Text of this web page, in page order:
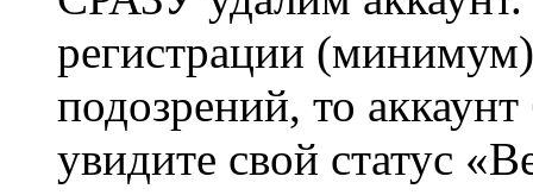
регистрации
подозрений, то
увидите свой статус